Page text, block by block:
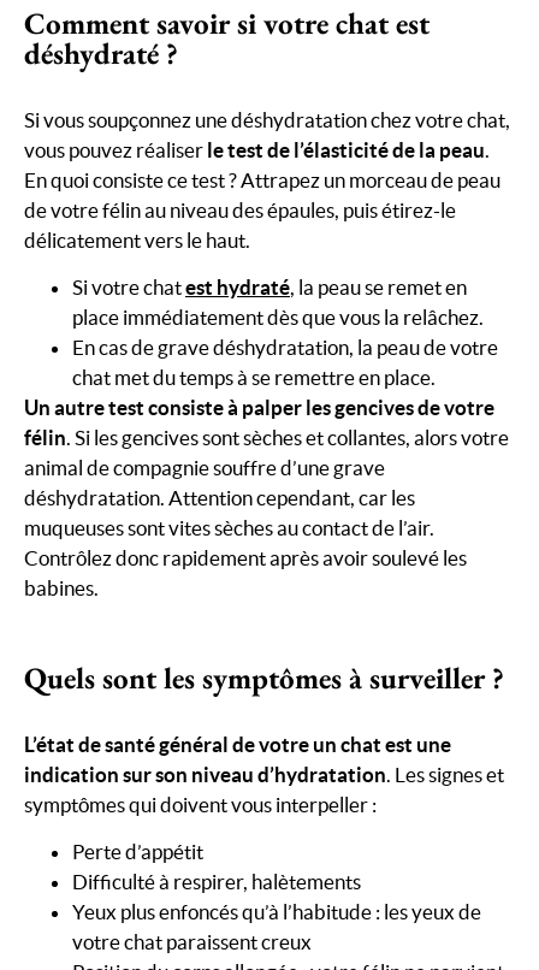
Comment savoir si votre chat est
déshydraté ?
Si vous soupçonnez une déshydratation chez votre chat,
vous pouvez réaliser le test de l’élasticité de la peau
En quoi consiste ce test ? Attrapez un morceau de peau
de votre félin au niveau des épaules, puis étirez-le
délicatement vers le haut.
Si votre chatest hydraté, la peau se remet en
place immédiatement dès que vous la relâchez.
En cas de grave déshydratation, la peau de votre
chat met du temps à se remettre en place.
Un autre test consiste à palper les gencives de votre
félin. Si les gencives sont sèches et collantes, alors votre
animal de compagnie souffre d’une grave
déshydratation. Attention cependant, car les
muqueuses sont vites sèches au contact de l’air.
Contrôlez donc rapidement après avoir soulevé les
babines.
Quels sont les symptômes à surveiller ?
L’état de santé général de votre un chat est une
indication sur son niveau d’hydratation. Les signes et
symptômes qui doivent vous interpeller :
Perte d’appétit
Difficulté à respirer, halètements
Yeux plus enfoncés qu’à l’habitude : les yeux de
votre chat paraissent creux